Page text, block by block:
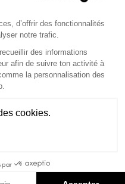
de 9 Boxers Freegun homme
coton
€ 69,90 €
du
d’offrir des fonctionnalités
notre trafic.
des informations
afin de suivre ton activité à
la personnalisation des
cookies.
par